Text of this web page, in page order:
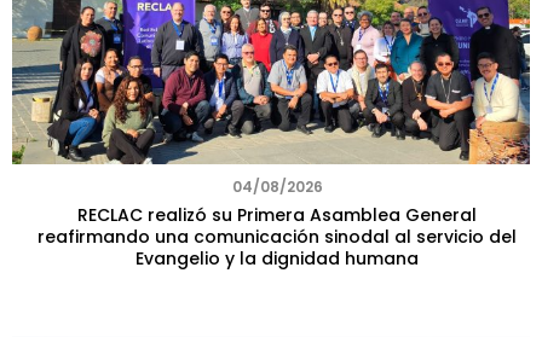
04/08/2026
RECLAC realizó su Primera Asamblea General
reafirmando una comunicación sinodal al servicio del
Evangelio y la dignidad humana